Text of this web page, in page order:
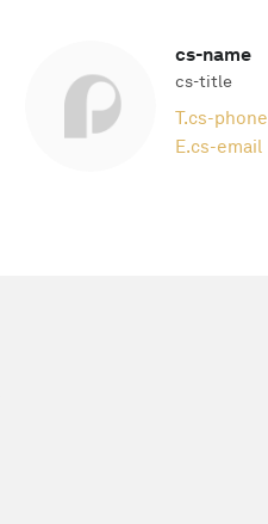
cs-name
cs-title
T.cs-phone
E.cs-email